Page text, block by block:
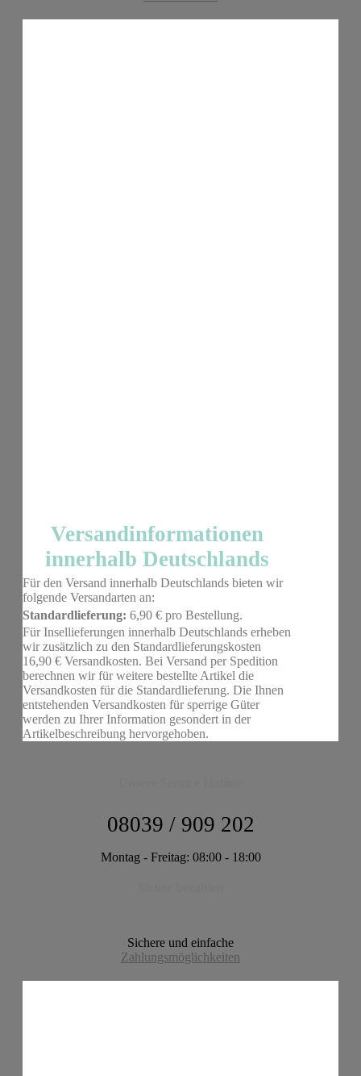
Versandinformationen
innerhalb Deutschlands
Für den Versand innerhalb Deutschlands bieten wir
folgende Versandarten an:
Standardlieferung: 6,90 € pro Bestellung.
Für Insellieferungen innerhalb Deutschlands erheben
wir zusätzlich zu den Standardlieferungskosten
16,90 € Versandkosten. Bei Versand per Spedition
berechnen wir für weitere bestellte Artikel die
Versandkosten für die Standardlieferung. Die Ihnen
entstehenden Versandkosten für sperrige Güter
werden zu Ihrer Information gesondert in der
Artikelbeschreibung hervorgehoben.
08039 / 909 202
Montag - Freitag: 08:00 - 18:00
Sichere und einfache
Zahlungsmöglichkeiten